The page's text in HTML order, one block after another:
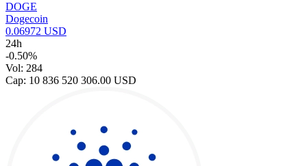
DOGE
Dogecoin
0.06972 USD
24h
-0.50%
Vol: 284
Cap: 10 836 520 306.00 USD